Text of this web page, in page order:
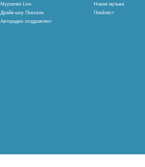
Мурзилки Live
Драйв-шоу Поехали
Авторадио поздравляет
Новая музыка
Плейлист